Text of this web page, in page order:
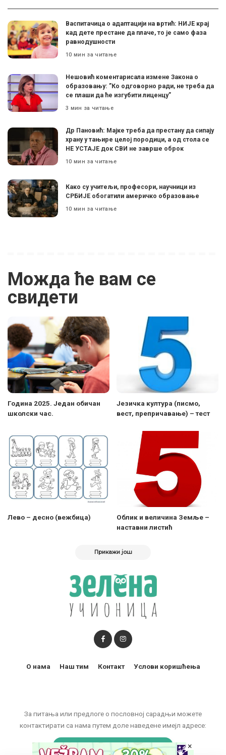
Васпитачица о адаптацији на вртић: НИЈЕ крај
кад дете престане да плаче, то је само фаза
равнодушности
10 мин за читање
Нешовић коментарисала измене Закона о
образовању: ”Ко одговорно ради, не треба да
се плаши да ће изгубити лиценцу”
3 мин за читање
Др Пановић: Мајке треба да престану да сипају
храну у тањире целој породици, а од стола се
НЕ УСТАЈЕ док СВИ не заврше оброк
10 мин за читање
Како су учитељи, професори, научници из
СРБИЈЕ обогатили америчко образовање
10 мин за читање
Можда ће вам се
свидети
Година 2025. Један обичан
школски час.
Језичка култура (писмо,
вест, препричавање) – тест
Лево – десно (вежбица)
Облик и величина Земље –
наставни листић
Прикажи још
За питања или предлоге о пословној сарадњи можете
контактирати са нама путем доле наведене имејл адресе:
marketing@zelenaucionica.com
О нама Наш тим Контакт Услови коришћења
×